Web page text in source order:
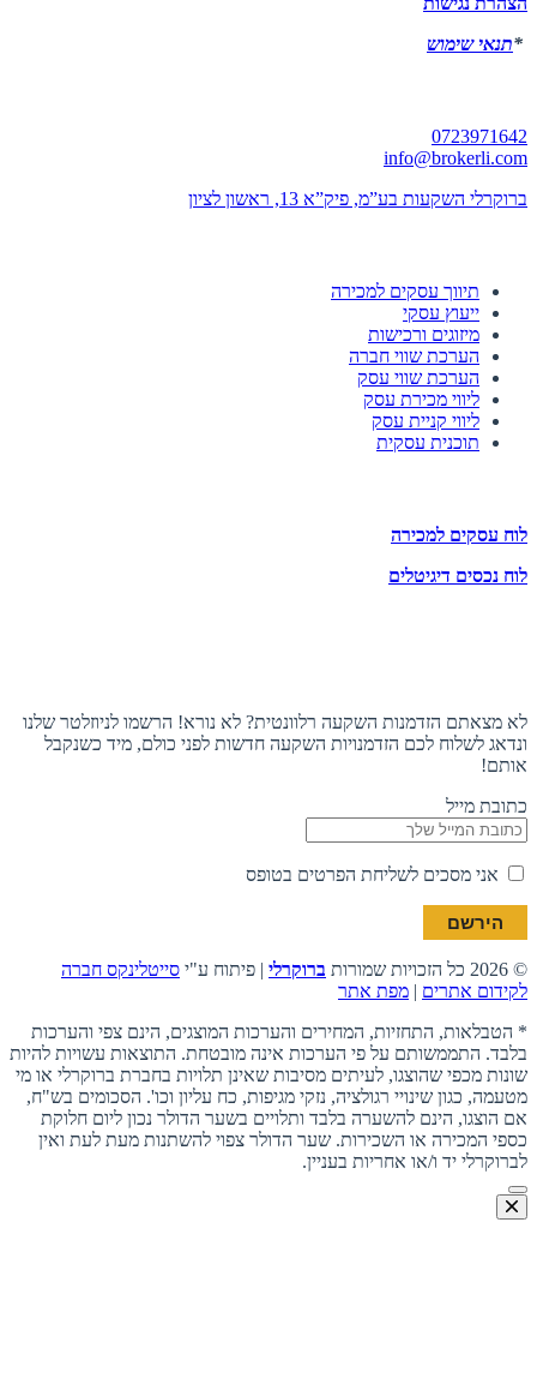
*תנאי שימוש
0723971642
info@brokerli.com
ברוקרלי השקעות בע”מ, פיק”א 13, ראשון לציון
תיווך עסקים למכירה
ייעוץ עסקי
מיזוגים ורכישות
הערכת שווי חברה
הערכת שווי עסק
ליווי מכירת עסק
ליווי קניית עסק
תוכנית עסקית
לוח עסקים למכירה
לוח נכסים דיגיטלים
לא מצאתם הזדמנות השקעה רלוונטית? לא נורא! הרשמו לניוזלטר שלנו
ונדאג לשלוח לכם הזדמנויות השקעה חדשות לפני כולם, מיד כשנקבל
אותם!
כתובת מייל
אני מסכים לשליחת הפרטים בטופס
© 2026 כל הזכויות שמורות ברוקרלי | פיתוח ע"י סייטלינקס חברה
לקידום אתרים | מפת אתר
* הטבלאות, התחזיות, המחירים והערכות המוצגים, הינם צפי והערכות
בלבד. התממשותם על פי הערכות אינה מובטחת. התוצאות עשויות להיות
שונות מכפי שהוצגו, לעיתים מסיבות שאינן תלויות בחברת ברוקרלי או מי
מטעמה, כגון שינויי רגולציה, נזקי מגיפות, כח עליון וכו'. הסכומים בש"ח,
אם הוצגו, הינם להשערה בלבד ותלויים בשער הדולר נכון ליום חלוקת
כספי המכירה או השכירות. שער הדולר צפוי להשתנות מעת לעת ואין
לברוקרלי יד ו/או אחריות בעניין.